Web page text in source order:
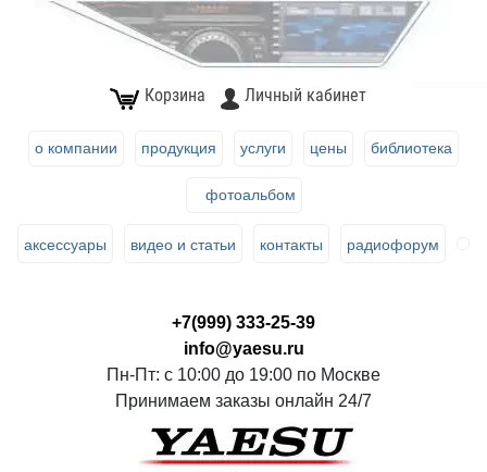
Корзина Личный кабинет
о компании продукция услуги цены библиотека
фотоальбом
аксессуары видео и статьи контакты радиофорум
+7(999) 333-25-39
info@yaesu.ru
Пн-Пт: с 10:00 до 19:00 по Москве
Принимаем заказы онлайн 24/7